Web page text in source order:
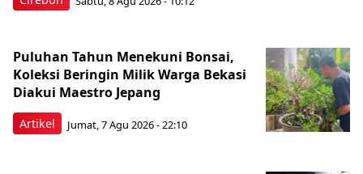
Artikel
Puluhan Tahun Menekuni Bonsai,
Koleksi Beringin Milik Warga Bekasi
Diakui Maestro Jepang
Jumat, 7 Agu 2026 - 22:10